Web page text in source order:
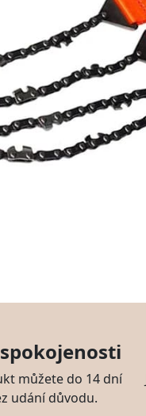
můžete do 14 dní
udání důvodu.